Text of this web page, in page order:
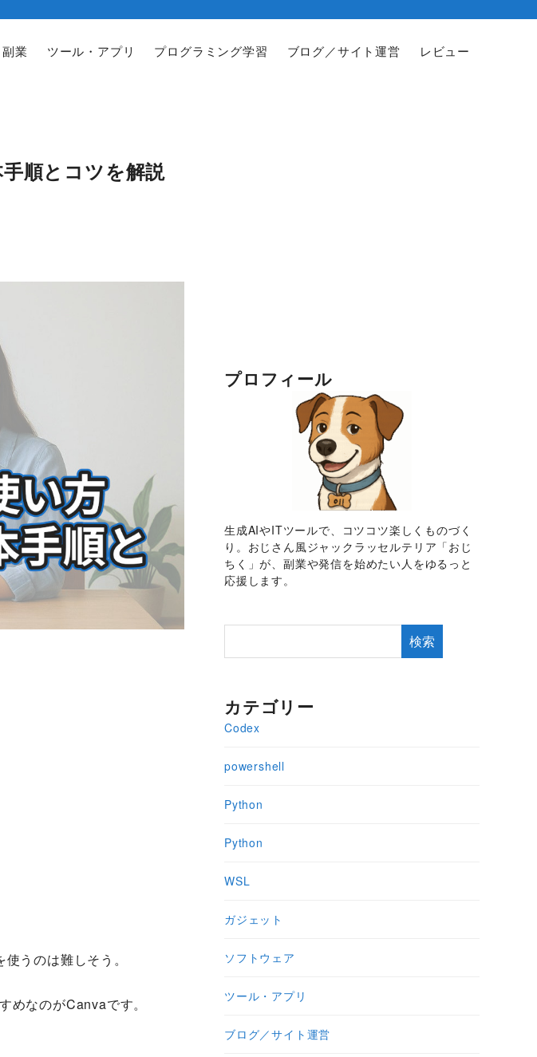
業 ツール・アプリ プログラミング学習 ブログ／サイト運営 レビュー
順とコツを解説
うのは難しそう。
めなのがCanvaです。
プロフィール
生成AIやITツールで、コツコツ楽しくものづく
り。おじさん風ジャックラッセルテリア「おじ
ちく」が、副業や発信を始めたい人をゆるっと
応援します。
検索
カテゴリー
Codex
powershell
Python
Python
WSL
ガジェット
ソフトウェア
ツール・アプリ
ブログ／サイト運営